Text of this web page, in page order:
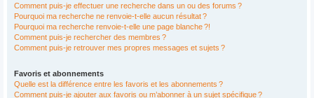
Comment puis-je effectuer une recherche dans un ou des forums ?
Pourquoi ma recherche ne renvoie-t-elle aucun résultat ?
Pourquoi ma recherche renvoie-t-elle une page blanche ?!
Comment puis-je rechercher des membres ?
Comment puis-je retrouver mes propres messages et sujets ?
Favoris et abonnements
Quelle est la différence entre les favoris et les abonnements ?
Comment puis-je ajouter aux favoris ou m’abonner à un sujet spécifique ?